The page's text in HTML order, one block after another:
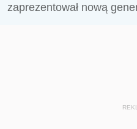
zaprezentował nową